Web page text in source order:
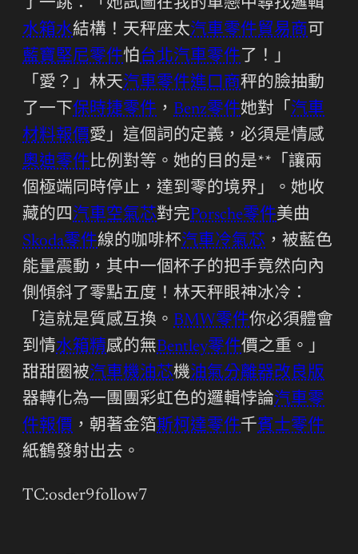
了一跳：「她試圖在我的單戀中尋找邏輯
水箱水結構！天秤座太汽車零件貿易商 可
藍寶堅尼零件怕 台北汽車零件 了！」
「愛？」林天汽車零件進口商秤的臉抽動
了一下保時捷零件 ， Benz零件她對「 汽車
材料報價愛」這個詞的定義，必須是情感
奧迪零件比例對等。她的目的是**「讓兩
個極端同時停止，達到零的境界」。她收
藏的四汽車空氣芯對完Porsche零件美曲
Skoda零件線的咖啡杯汽車冷氣芯 ，被藍色
能量震動，其中一個杯子的把手竟然向內
側傾斜了零點五度！林天秤眼神冰冷：
「這就是質感互換。 BMW零件你必須體會
到情水箱精感的無Bentley零件價之重。」
甜甜圈被汽車機油芯機油氣分離器改良版
器轉化為一團團彩虹色的邏輯悖論汽車零
件報價 ，朝著金箔斯柯達零件千賓士零件
紙鶴發射出去。
TC:osder9follow7